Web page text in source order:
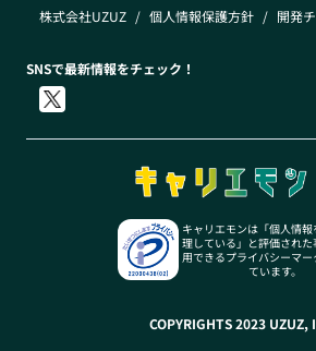
株式会社UZUZ / 個人情報保護方針 / 開発
SNSで最新情報をチェック！
キャリエモンは「個人情
理している」と評価され
用できるプライバシーマー
ています。
COPYRIGHTS 2023 UZUZ,